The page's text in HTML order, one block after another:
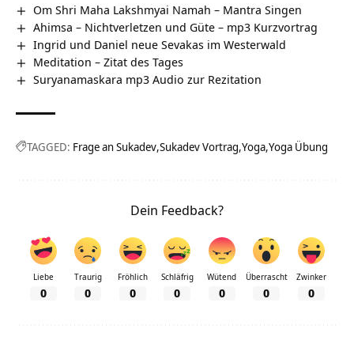
Om Shri Maha Lakshmyai Namah – Mantra Singen
Ahimsa – Nichtverletzen und Güte – mp3 Kurzvortrag
Ingrid und Daniel neue Sevakas im Westerwald
Meditation – Zitat des Tages
Suryanamaskara mp3 Audio zur Rezitation
TAGGED: Frage an Sukadev Sukadev Vortrag Yoga Yoga Übung
Dein Feedback?
Liebe
0
Traurig
0
Fröhlich
0
Schläfrig
0
Wütend
0
Überrascht
0
Zwinker
0